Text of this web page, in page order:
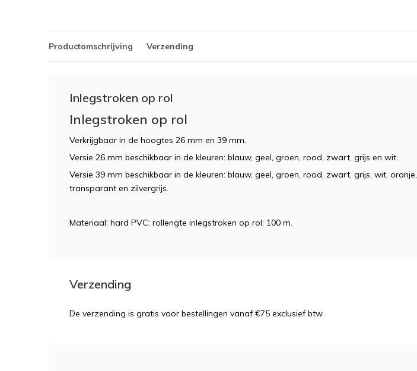
Productomschrijving Verzending
Inlegstroken op rol
Inlegstroken op rol
Verkrijgbaar in de hoogtes 26 mm en 39 mm.
Versie 26 mm beschikbaar in de kleuren: blauw, geel, groen, rood, zwart, grijs en wit.
Versie 39 mm beschikbaar in de kleuren: blauw, geel, groen, rood, zwart, grijs, wit, oranje,
transparant en zilvergrijs.
Materiaal: hard PVC; rollengte inlegstroken op rol: 100 m.
Verzending
De verzending is gratis voor bestellingen vanaf €75 exclusief btw.